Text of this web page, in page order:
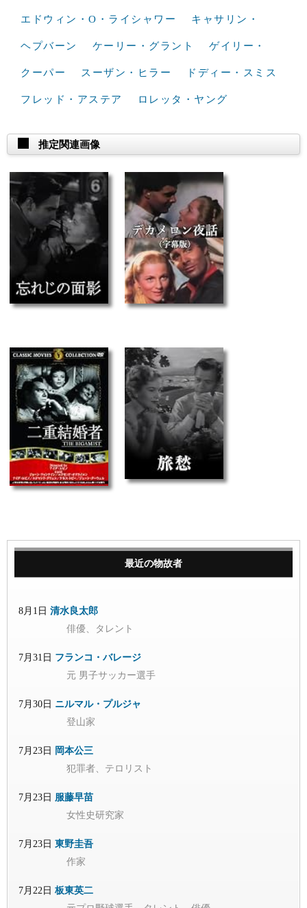
エドウィン・O・ライシャワー キャサリン・
ヘプバーン ケーリー・グラント ゲイリー・
クーパー スーザン・ヒラー ドディー・スミス
フレッド・アステア ロレッタ・ヤング
推定関連画像
最近の物故者
8月1日 清水良太郎
俳優、タレント
7月31日 フランコ・バレージ
元 男子サッカー選手
7月30日 ニルマル・プルジャ
登山家
7月23日 岡本公三
犯罪者、テロリスト
7月23日 服藤早苗
女性史研究家
7月23日 東野圭吾
作家
7月22日 板東英二